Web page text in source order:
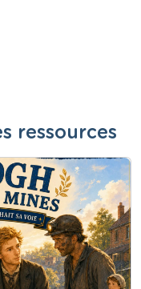
ressources